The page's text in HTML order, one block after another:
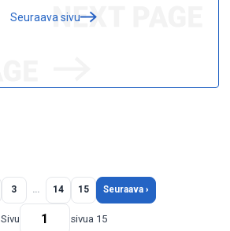
Seuraava sivu
3 … 14 15 Seuraava ›
Sivu sivua 15